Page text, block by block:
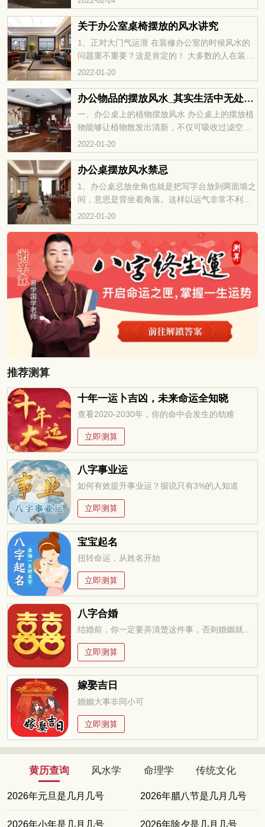
房不一样，涉及到的问题特别多。企业在办公室
装修之前，一定要明确装修的需求有哪些，明确
节约工期和成本。
关于办公室桌椅摆放的风水讲究
1、正对大门气运泄 在装修办公室的时候风水的
问题重不重要？这是肯定的！ 大多数的人在装修
办公室的时候其实都会关注一下风水的问题，比
如说哪个位置可以安置办公桌椅，哪个位置是不
能被阻挡，都是需要多加关注的。 这里我们就来
桌椅风水，其实就是指在摆放办公室桌椅的时候
一定要注意朝向、方位的问题，比如说办公室
2022-01-20
办公物品的摆放风水_其实生活中无处不在讲究风水
一、办公桌上的植物摆放风水 办公桌上的摆放植
物能够让植物散发出清新，不仅可吸收过滤空气
中有害物质，降低粉尘，清除噪音，涵蓄水分，
并且可以阻挡化解外煞，能够保持头脑更加清醒
的工作，工作效率都会大大的提升起来呢！因此
二、转运不可乱” 很多朋友喜欢在办公桌上摆放貔
貅、金蟾、转运珠、泰山石、玉白菜等招财转运
用品，其实
2022-01-20
办公桌摆放风水禁忌
1、办公桌忌放坐角也就是把写字台放到两面墙之
间，意思是背坐着角落。这样以运气非常不利，
如果条件允许尽可能正坐，办公桌虽小，影响却
大。 2、办公桌忌座位后有窗。在风水学上来
说，窗口也是各种气息的进出之地，直接将脑袋
置于窗口迎接煞气，当然是大凶了。 3、办公桌
忌摆于走道上，或是近窗处。如果将办公桌摆设
于行人道或是窗口之下，就等于将办公桌置于煞
气之下，而且还容易因为时常
2022-01-20
推荐测算
十年一运卜吉凶，未来命运全知晓
查看2020-2030年，你的命中会发生的劫难
立即测算
八字事业运
如何有效提升事业运？据说只有3%的人知道
立即测算
宝宝起名
扭转命运，从姓名开始
立即测算
八字合婚
结婚前，你一定要弄清楚这件事，否则婚姻就是你的坟墓
立即测算
嫁娶吉日
婚姻大事非同小可
立即测算
黄历查询 风水学 命理学 传统文化
2026年元旦是几月几号 2026年腊八节是几月几号
2026年小年是几月几号 2026年除夕是几月几号